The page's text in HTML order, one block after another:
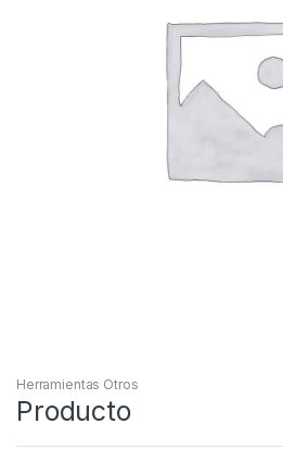
Herramientas Otros
Producto